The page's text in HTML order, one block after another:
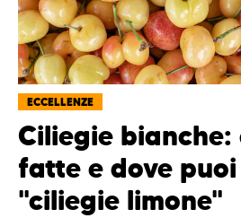
ECCELLENZE
Ciliegie bianche:
fatte e dove
"ciliegie limone"